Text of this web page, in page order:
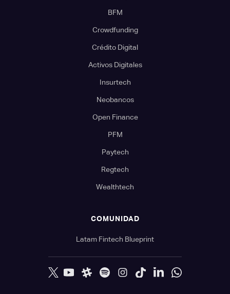
BFM
Crowdfunding
Crédito Digital
Activos Digitales
Insurtech
Neobancos
Open Finance
PFM
Paytech
Regtech
Wealthtech
COMUNIDAD
Latam Fintech Blueprint